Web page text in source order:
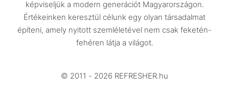
Design
Beszélgetések
Videó
képviseljük a modern generációt Magyarországon.
Értékeinken keresztül célunk egy olyan társadalmat
építeni, amely nyitott szemléletével nem csak feketén-
fehéren látja a világot.
© 2011 - 2026 REFRESHER.hu